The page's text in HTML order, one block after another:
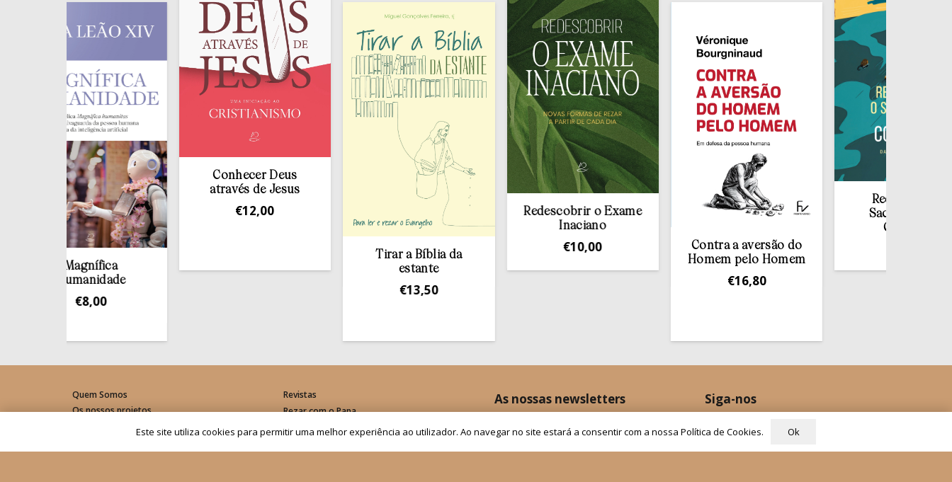
Conhecer Deus
através de Jesus
Tirar a Bíblia da
Redescobrir o Exame
Contra a aversão do
Homem pelo Homem
Redescobrir o
Sacramento da
Quem Somos
Os nossos projetos
Revistas
Rezar com o Papa
Materiais de Grupos
As nossas newsletters Siga-nos
Este site utiliza cookies para permitir uma melhor experiência ao utilizador. Ao navegar no site estará a consentir com a nossa Política de Cookies. Ok